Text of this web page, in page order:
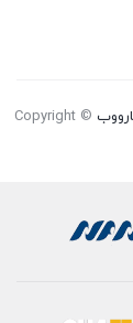
Copyright ©